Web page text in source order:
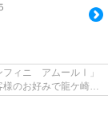
フィニ アムールⅠ」
のお好みで龍ケ崎市